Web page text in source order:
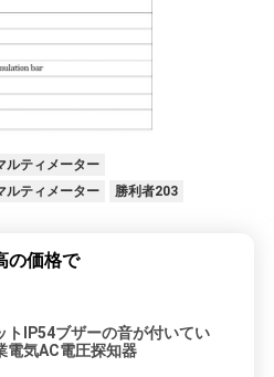
ルティメーター
ルティメーター
勝利者203
の価格で
トIP54ブザーの音が付いてい
電気AC電圧探知器